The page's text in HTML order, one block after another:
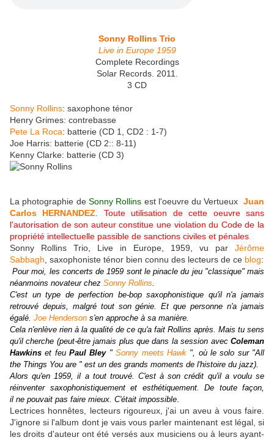
Sonny Rollins Trio
Live in Europe 1959
Complete Recordings
Solar Records. 2011.
3 CD
Sonny Rollins: saxophone ténor
Henry Grimes: contrebasse
Pete La Roca: batterie (CD 1, CD2 : 1-7)
Joe Harris: batterie (CD 2:: 8-11)
Kenny Clarke: batterie (CD 3)
La photographie de Sonny Rollins est l'oeuvre du Vertueux Juan
Carlos HERNANDEZ
Toute utilisation de cette oeuvre sans
l'autorisation de son auteur constitue une violation du Code de la
propriété intellectuelle passible de sanctions civiles et pénales
Sonny Rollins Trio, Live in Europe, 1959, vu par Jérôme
Sabbagh , saxophoniste ténor bien connu des lecteurs de ce blog:
Pour moi, les concerts de 1959 sont le pinacle du jeu "classique" mais
néanmoins novateur chez Sonny Rollins.
C'est un type de perfection be-bop saxophonistique qu'il n'a jamais
retrouvé depuis, malgré tout son génie. Et que personne n'a jamais
égalé. Joe Henderson s'en approche à sa manière.
Cela n'enlève rien à la qualité de ce qu'a fait Rollins après. Mais tu sens
qu'il cherche (peut-êtrejamais plus que dans la session avecColeman
Hawkinset feuPaulBley"Sonny meets Hawk", où le solo sur "All
the Things You are " est un des grands moments de l'histoire du jazz).
Alors qu'en 1959, il a touttrouvé. C'est à son crédit qu'il a voulu se
réinventer saxophonistiquement et esthétiquement. De toute façon,
il ne pouvait pas faire mieux. C'était impossible.
Lectrices honnêtes, lecteurs rigoureux, j'ai un aveu à vous faire.
J'ignore si l'album dont je vais vous parler maintenant est légal, si
les droits d'auteur ont été versés aux musiciens ou à leurs ayant-